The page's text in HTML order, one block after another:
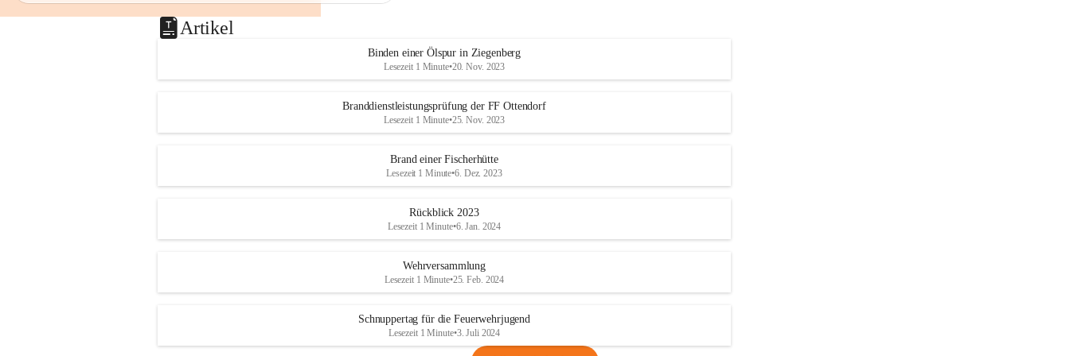
Artikel
Binden einer Ölspur in Ziegenberg
Lesezeit 1 Minute•20. Nov. 2023
Branddienstleistungsprüfung der FF Ottendorf
Lesezeit 1 Minute•25. Nov. 2023
Brand einer Fischerhütte
Lesezeit 1 Minute•6. Dez. 2023
Rückblick 2023
Lesezeit 1 Minute•6. Jan. 2024
Wehrversammlung
Lesezeit 1 Minute•25. Feb. 2024
Schnuppertag für die Feuerwehrjugend
Lesezeit 1 Minute•3. Juli 2024